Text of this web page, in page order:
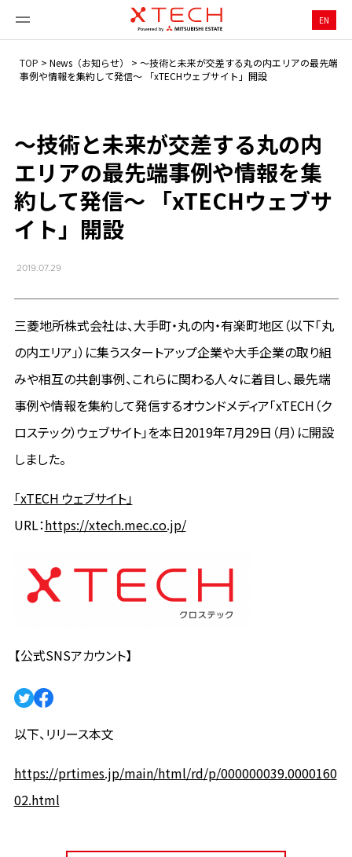
EN
TOP > News（お知らせ） > ～技術と未来が交差する丸の内エリアの最先端
事例や情報を集約して発信～ 「xTECHウェブサイト」開設
～技術と未来が交差する丸の内
エリアの最先端事例や情報を集
約して発信～ 「xTECHウェブサ
イト」開設
2019.07.29
三菱地所株式会社は、大手町・丸の内・有楽町地区（以下「丸
の内エリア」）に集うスタートアップ企業や大手企業の取り組
みや相互の共創事例、これらに関わる人々に着目し、最先端
事例や情報を集約して発信するオウンドメディア「xTECH（ク
ロステック）ウェブサイト」を本日2019年7月29日（月）に開設
しました。
「xTECH ウェブサイト」
URL：https://xtech.mec.co.jp/
【公式SNSアカウント】
以下、リリース本文
https://prtimes.jp/main/html/rd/p/000000039.0000160
02.html